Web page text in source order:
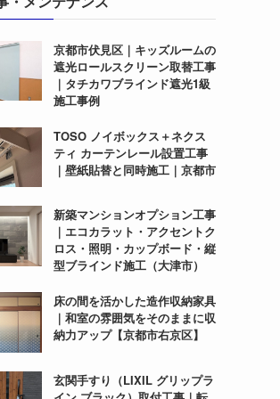
京都市伏見区｜キッズルームの
遮光ロールスクリーン取替工事
｜タチカワブラインド遮光1級
施工事例
TOSO ノイボックス＋ネクス
ティ カーテンレール設置工事
｜壁紙貼替と同時施工｜京都市
新築マンションオプション工事
｜エコカラット・アクセントク
ロス・照明・カップボード・縦
型ブラインド施工（大津市）
床の間を活かした造作収納家具
｜和室の雰囲気をそのままに収
納力アップ【京都市右京区】
玄関手すり（LIXIL グリップラ